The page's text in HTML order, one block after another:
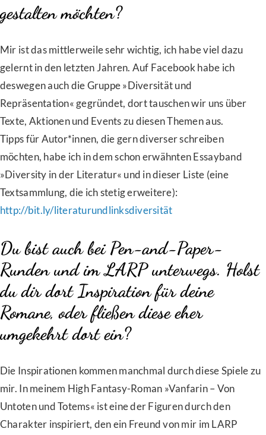
gestalten möchten?
Mir ist das mittlerweile sehr wichtig, ich habe viel dazu
gelernt in den letzten Jahren. Auf Facebook habe ich
deswegen auch die Gruppe »Diversität und
Repräsentation« gegründet, dort tauschen wir uns über
Texte, Aktionen und Events zu diesen Themen aus.
Tipps für Autor*innen, die gern diverser schreiben
möchten, habe ich in dem schon erwähnten Essayband
»Diversity in der Literatur« und in dieser Liste (eine
Textsammlung, die ich stetig erweitere):
http://bit.ly/literaturundlinksdiversität
Du bist auch bei Pen-and-Paper-
Runden und im LARP unterwegs. Holst
du dir dort Inspiration für deine
Romane, oder fließen diese eher
umgekehrt dort ein?
Die Inspirationen kommen manchmal durch diese Spiele zu
mir. In meinem High Fantasy-Roman »Vanfarin – Von
Untoten und Totems« ist eine der Figuren durch den
Charakter inspiriert, den ein Freund von mir im LARP